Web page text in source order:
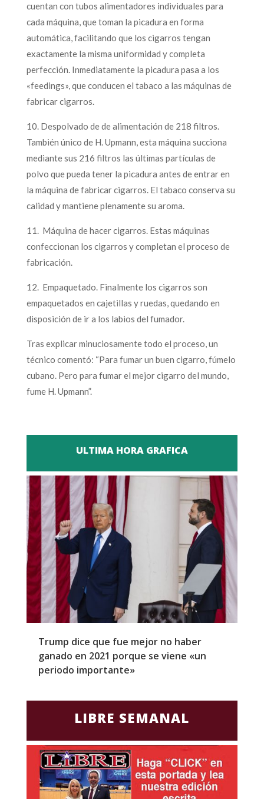
cuentan con tubos alimentadores individuales para
cada máquina, que toman la picadura en forma
automática, facilitando que los cigarros tengan
exactamente la misma uniformidad y completa
perfección. Inmediatamente la picadura pasa a los
«feedings», que conducen el tabaco a las máquinas de
fabricar cigarros.
10. Despolvado de de alimentación de 218 filtros.
También único de H. Upmann, esta máquina succiona
mediante sus 216 filtros las últimas partículas de
polvo que pueda tener la picadura antes de entrar en
la máquina de fabricar cigarros. El tabaco conserva su
calidad y mantiene plenamente su aroma.
11. Máquina de hacer cigarros. Estas máquinas
confeccionan los cigarros y completan el proceso de
fabricación.
12. Empaquetado. Finalmente los cigarros son
empaquetados en cajetillas y ruedas, quedando en
disposición de ir a los labios del fumador.
Tras explicar minuciosamente todo el proceso, un
técnico comentó: “Para fumar un buen cigarro, fúmelo
cubano. Pero para fumar el mejor cigarro del mundo,
fume H. Upmann”.
ULTIMA HORA GRAFICA
Trump dice que fue mejor no haber
ganado en 2021 porque se viene «un
periodo importante»
LIBRE SEMANAL